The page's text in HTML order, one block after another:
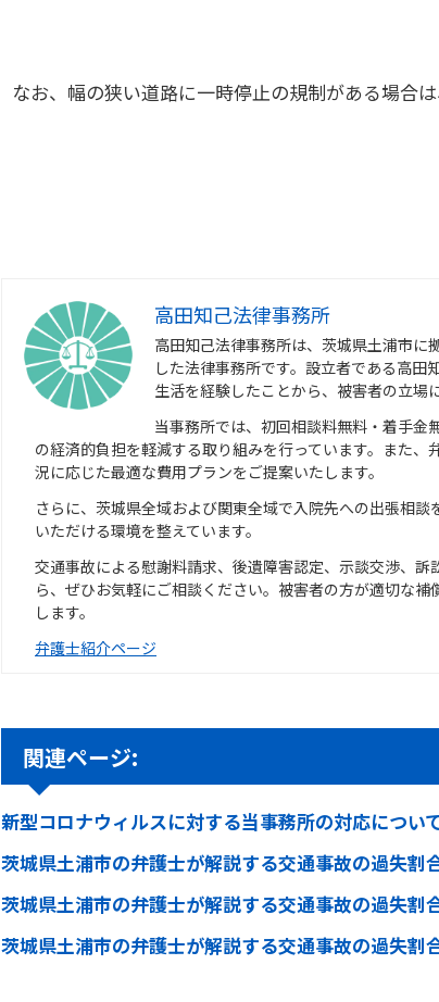
なお、幅の狭い道路に一時停止の規制がある場合
高田知己法律事務所
高田知己法律事務所は、茨城県土浦市に
した法律事務所です。設立者である高田
生活を経験したことから、被害者の立場
当事務所では、初回相談料無料・着手金
の経済的負担を軽減する取り組みを行っています。また
況に応じた最適な費用プランをご提案いたします。
さらに、茨城県全域および関東全域で入院先への出張相
いただける環境を整えています。
交通事故による慰謝料請求、後遺障害認定、示談交渉、
ら、ぜひお気軽にご相談ください。被害者の方が適切な
します。
弁護士紹介ページ
関連ページ:
新型コロナウィルスに対する当事務所の対応につい
茨城県土浦市の弁護士が解説する交通事故の過失
茨城県土浦市の弁護士が解説する交通事故の過失
茨城県土浦市の弁護士が解説する交通事故の過失